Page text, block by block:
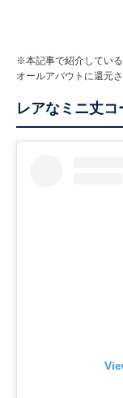
※本記事で紹介してい
オールアバウトに還元
レアなミニ丈